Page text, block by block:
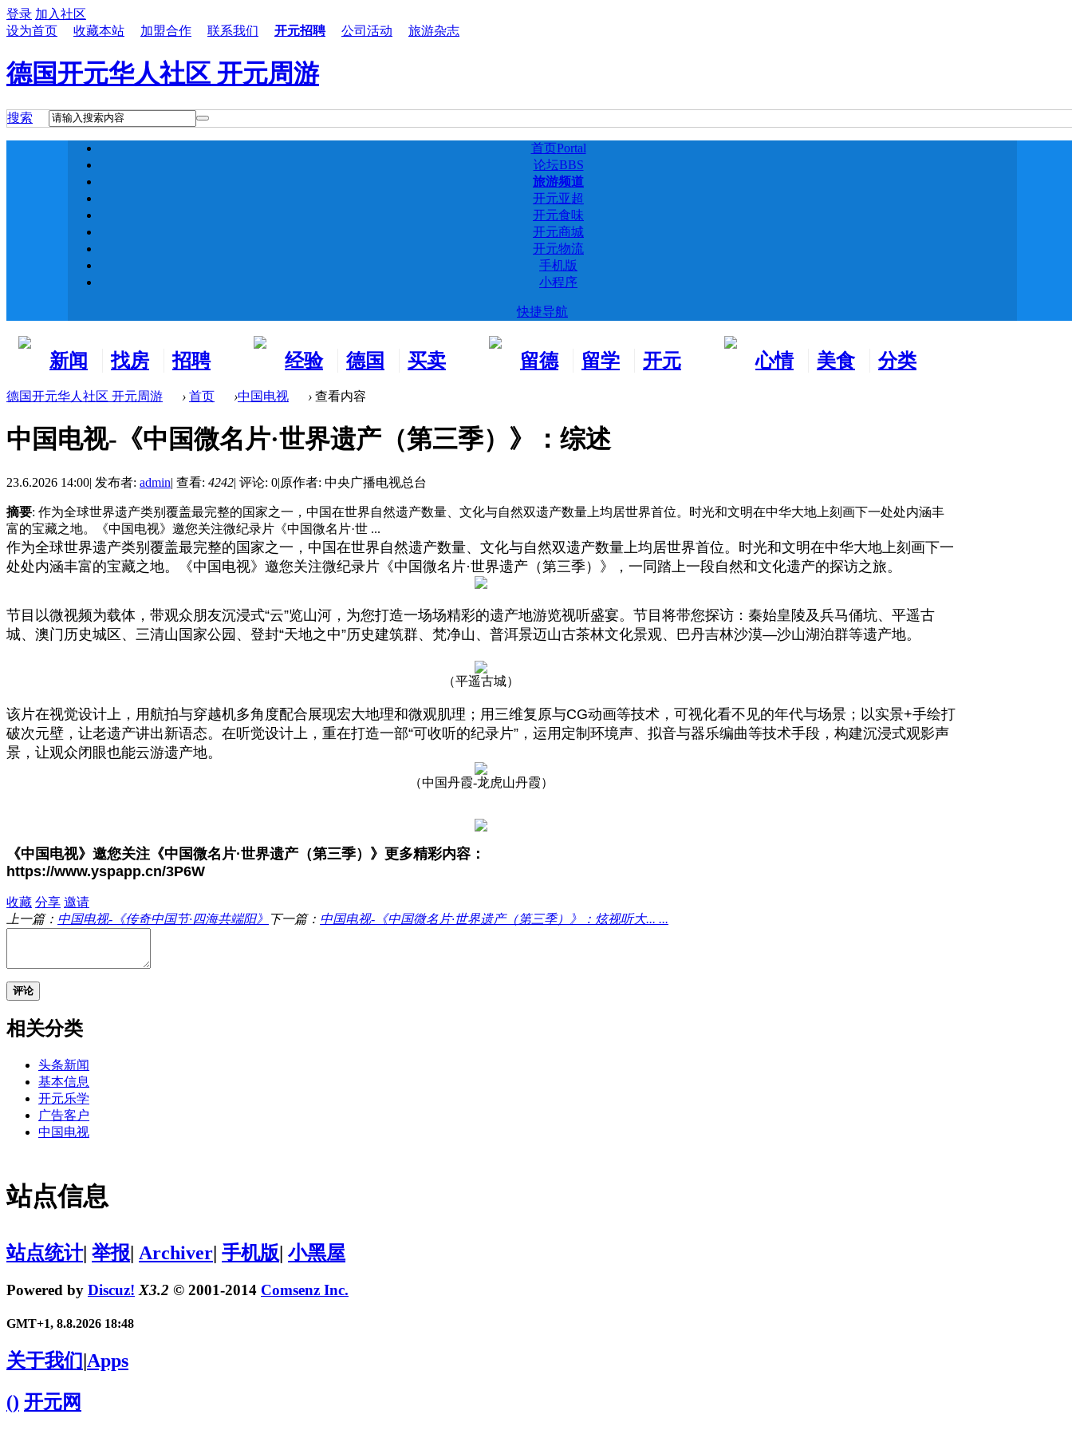
登录 加入社区
设为首页
收藏本站 加盟合作 联系我们 开元招聘 公司活动 旅游杂志
德国开元华人社区 开元周游
搜索
首页Portal
论坛BBS
旅游频道
开元亚超
开元食味
开元商城
开元物流
手机版
小程序
快捷导航
新闻
找房
招聘
经验
分享
德国
生活
买卖
留德
留学
开元
心情
美食
分类
德国开元华人社区 开元周游 › 首页 ›中国电视 › 查看内容
中国电视-《中国微名片·世界遗产（第三季）》：综述
23.6.2026 14:00| 发布者: admin| 查看: 4242| 评论: 0|原作者: 中央广播电视总台
摘要: 作为全球世界遗产类别覆盖最完整的国家之一，中国在世界自然遗产数量、文化与自然双遗产数量上均居世界首位。时光和文明在中华大地上刻画下一处处内涵丰
富的宝藏之地。《中国电视》邀您关注微纪录片《中国微名片·世 ...
作为全球世界遗产类别覆盖最完整的国家之一，中国在世界自然遗产数量、文化与自然双遗产数量上均居世界首位。时光和文明在中华大地上刻画下一
处处内涵丰富的宝藏之地。《中国电视》邀您关注微纪录片《中国微名片·世界遗产（第三季）》，一同踏上一段自然和文化遗产的探访之旅。
节目以微视频为载体，带观众朋友沉浸式“云”览山河，为您打造一场场精彩的遗产地游览视听盛宴。节目将带您探访：秦始皇陵及兵马俑坑、平遥古
城、澳门历史城区、三清山国家公园、登封“天地之中”历史建筑群、梵净山、普洱景迈山古茶林文化景观、巴丹吉林沙漠—沙山湖泊群等遗产地。
（平遥古城）
该片在视觉设计上，用航拍与穿越机多角度配合展现宏大地理和微观肌理；用三维复原与CG动画等技术，可视化看不见的年代与场景；以实景+手绘打
破次元壁，让老遗产讲出新语态。在听觉设计上，重在打造一部“可收听的纪录片”，运用定制环境声、拟音与器乐编曲等技术手段，构建沉浸式观影声
景，让观众闭眼也能云游遗产地。
（中国丹霞-龙虎山丹霞）
《中国电视》邀您关注 《中国微名片·世界遗产（第三季）》 更多精彩内容：
https://www.yspapp.cn/3P6W
收藏 分享 邀请
上一篇： 中国电视-《传奇中国节·四海共端阳》 下一篇： 中国电视-《中国微名片·世界遗产（第三季）》：炫视听大... ...
评论
相关分类
头条新闻
基本信息
开元乐学
广告客户
中国电视
站点信息
站点统计| 举报 Archiver 手机版 小黑屋
Powered by Discuz! X3.2 © 2001-2014 Comsenz Inc.
GMT+1, 8.8.2026 18:48
关于我们|Apps
() 开元网